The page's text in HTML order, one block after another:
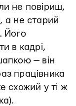
не повіриш,
а не старий
Його
в кадрі,
— він
працівника
схожий у ті ж